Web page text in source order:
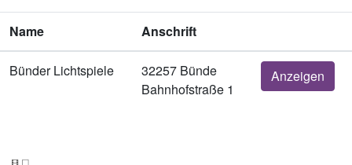
Name Anschrift
Bünder Lichtspiele
32257 Bünde
Bahnhofstraße 1
Anzeigen